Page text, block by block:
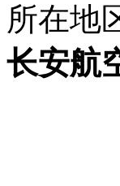
所在地
长安航